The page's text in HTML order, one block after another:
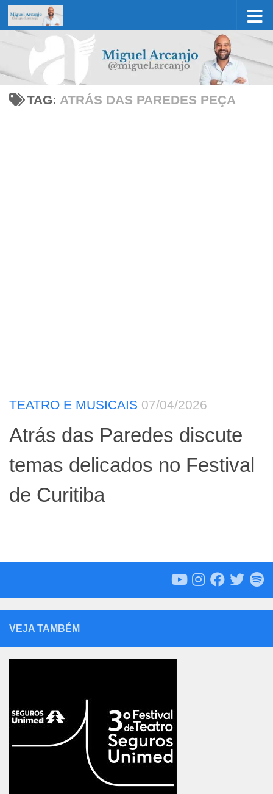
Skip to content
TAG: ATRÁS DAS PAREDES PEÇA
TEATRO E MUSICAIS 07/04/2026
Atrás das Paredes discute
temas delicados no Festival
de Curitiba
VEJA TAMBÉM